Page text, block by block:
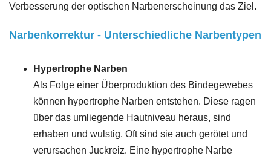
Verbesserung der optischen Narbenerscheinung das Ziel.
Narbenkorrektur - Unterschiedliche Narbentypen
Hypertrophe Narben
Als Folge einer Überproduktion des Bindegewebes
können hypertrophe Narben entstehen. Diese ragen
über das umliegende Hautniveau heraus, sind
erhaben und wulstig. Oft sind sie auch gerötet und
verursachen Juckreiz. Eine hypertrophe Narbe